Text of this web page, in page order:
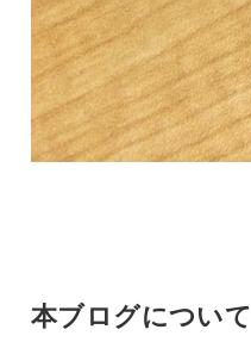
本ブログについて